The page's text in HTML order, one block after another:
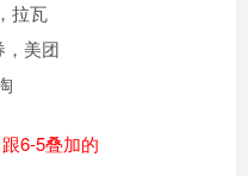
6-5叠加的